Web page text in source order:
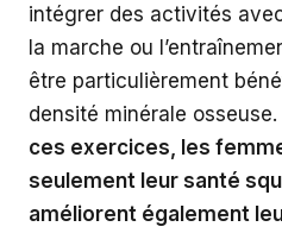
intégrer des activités
la marche ou
être particulièrement
densité minérale osseuse.
ces exercices, les
seulement leur santé
améliorent également